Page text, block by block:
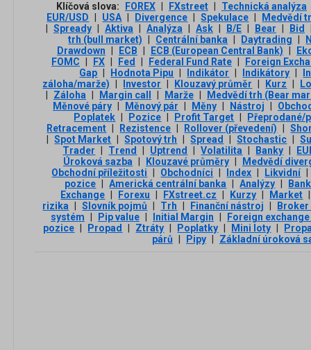
Klíčová slova: FOREX FXstreet
Technická analýza
EUR/USD
USA Divergence Spekulace
Medvědí
Spready Aktiva Analýza Ask B/E Bear Bid
trh (bull market)
Centrální banka Daytrading
Drawdown
ECB ECB (European Central Bank)
FOMC
FX Fed Federal Fund Rate
Foreign
Gap
Hodnota Pipu Indikátor Indikátory
záloha/marže)
Investor Klouzavý průměr Kurz
Záloha Margin call Marže
Medvědí trh (Bear
Měnové páry
Měnový pár Měny Nástroj
Poplatek
Pozice Profit Target
Přeprodané/
Retracement
Rezistence Rollover (převedení)
Spot Market Spotový trh Spread Stochastic
Trader
Trend Uptrend Volatilita Banky
Úroková sazba
Klouzavé průměry
Medvědí
Obchodní příležitosti
Obchodníci Index Likvidní
pozice
Americká centrální banka Analýzy
Exchange
Forexu FXstreet.cz Kurzy Market
rizika
Slovník pojmů Trh Finanční nástroj
systém
Pip value Initial Margin
Foreign
pozice
Propad Ztráty Poplatky Mini loty
párů
Pipy Základní úroková